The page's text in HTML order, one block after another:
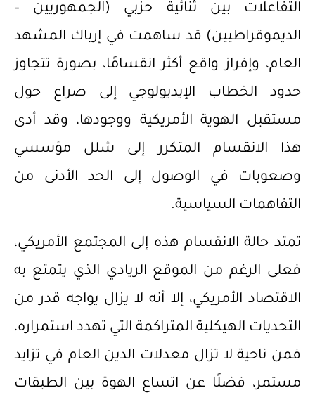
التفاعلات بين ثنائية حزبي (الجمهوريين –
الديموقراطيين) قد ساهمت في إرباك المشهد
العام، وإفراز واقع أكثر انقسامًا، بصورة تتجاوز
حدود الخطاب الإيديولوجي إلى صراع حول
مستقبل الهوية الأمريكية ووجودها، وقد أدى
هذا الانقسام المتكرر إلى شلل مؤسسي
وصعوبات في الوصول إلى الحد الأدنى من
التفاهمات السياسية.
تمتد حالة الانقسام هذه إلى المجتمع الأمريكي،
فعلى الرغم من الموقع الريادي الذي يتمتع به
الاقتصاد الأمريكي، إلا أنه لا يزال يواجه قدر من
التحديات الهيكلية المتراكمة التي تهدد استمراره،
فمن ناحية لا تزال معدلات الدين العام في تزايد
مستمر، فضلًا عن اتساع الهوة بين الطبقات